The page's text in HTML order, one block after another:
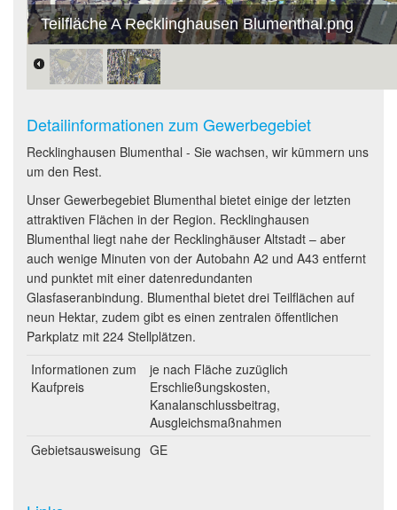
Teilfläche A Recklinghausen Blumenthal.png
Detailinformationen zum Gewerbegebiet
Recklinghausen Blumenthal - Sie wachsen, wir kümmern uns
um den Rest.
Unser Gewerbegebiet Blumenthal bietet einige der letzten
attraktiven Flächen in der Region. Recklinghausen
Blumenthal liegt nahe der Recklinghäuser Altstadt – aber
auch wenige Minuten von der Autobahn A2 und A43 entfernt
und punktet mit einer datenredundanten
Glasfaseranbindung. Blumenthal bietet drei Teilflächen auf
neun Hektar, zudem gibt es einen zentralen öffentlichen
Parkplatz mit 224 Stellplätzen.
Informationen zum
Kaufpreis
je nach Fläche zuzüglich
Erschließungskosten,
Kanalanschlussbeitrag,
Ausgleichsmaßnahmen
Gebietsausweisung GE